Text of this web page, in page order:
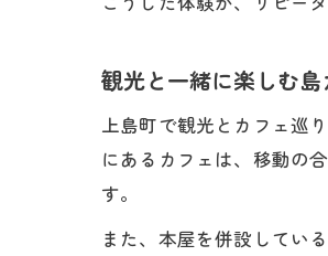
観光と一緒に楽しむ
上島町で観光とカフェ巡
にあるカフェは、移動の
す。
また、本屋を併設してい